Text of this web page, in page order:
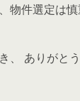
物件選定は
、 ありがとう